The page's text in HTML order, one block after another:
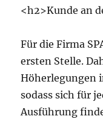
<h2>Kunde an
Für die Firma
ersten Stelle.
Höherlegungen
sodass sich für
Ausführung